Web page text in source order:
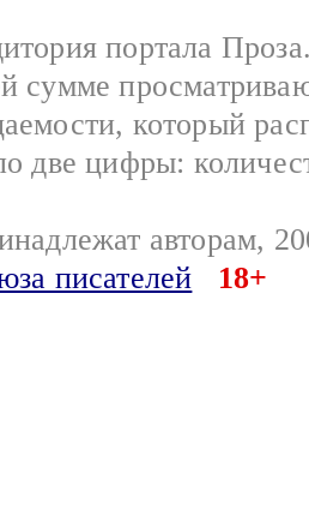
портала
сумме
который
две цифры:
авторам,
писателей
18+